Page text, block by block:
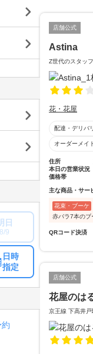
店舗公式
Astina
Z世代のスタッ
花・花屋
配達・デリバ
オーダーメイ
住所
本日の営業状況
価格帯
主な商品・サー
花束・ブーケ
赤バラ7本のブ
QRコード決済
店舗公式
花屋のは
京王線 下高井
日
8/9
日時
指定